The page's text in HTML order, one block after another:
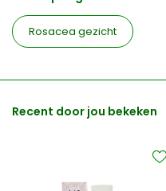
Rosacea gezicht
Recent door jou bekeken